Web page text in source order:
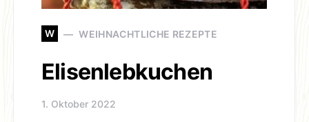
W WEIHNACHTLICHE REZEPTE
Elisenlebkuchen
1. Oktober 2022